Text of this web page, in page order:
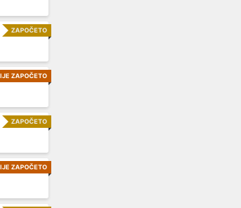
ZAPOČETO
ZAPOČETO
ZAPOČETO
ZAPOČETO